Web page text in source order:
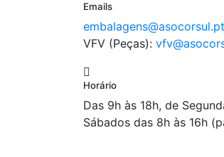
Emails
embalagens@asocorsul.pt
VFV (Peças):
Horário
Das 9h às 18h, de
Sábados das 8h às 16h